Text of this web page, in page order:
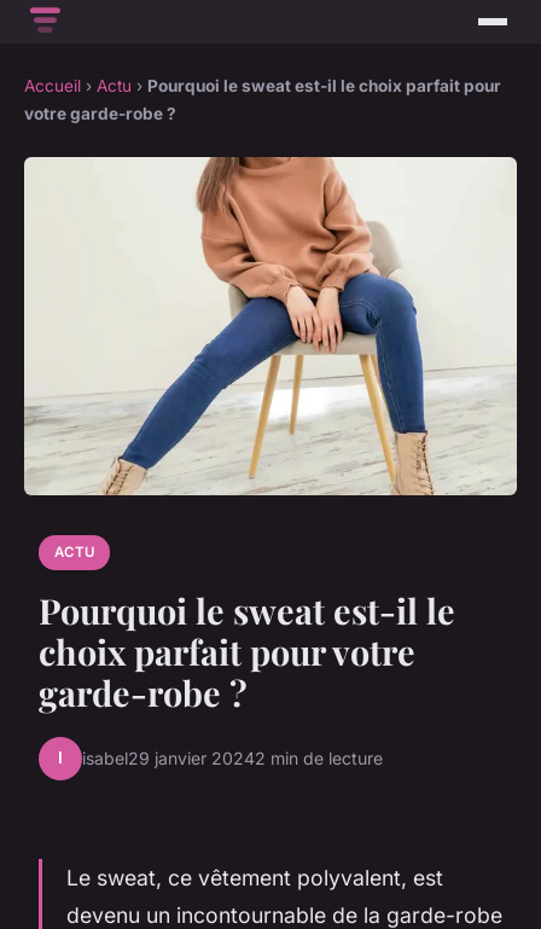
Accueil › Actu › Pourquoi le sweat est-il le choix parfait pour
votre garde-robe ?
ACTU
Pourquoi le sweat est-il le
choix parfait pour votre
garde-robe ?
I isabel29 janvier 20242 min de lecture
Le sweat, ce vêtement polyvalent, est
devenu un incontournable de la garde-robe